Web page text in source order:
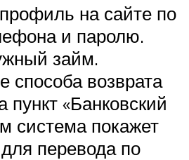
на сайте по
и паролю.
займ.
способа возврата
пункт «Банковский
система покажет
перевода по